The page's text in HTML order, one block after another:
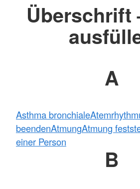
Überschrift
A
Asthma bronchiale
beendenAtmungAtmung
einer Person
B